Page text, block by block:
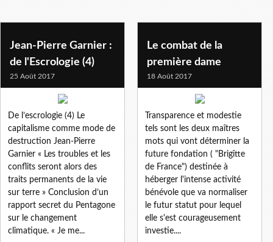
social
Jean-Pierre Garnier :
de l'Escrologie (4)
25 Août 2017
De l’escrologie (4) Le
capitalisme comme mode de
destruction Jean-Pierre
Garnier « Les troubles et les
conflits seront alors des
traits permanents de la vie
sur terre » Conclusion d’un
rapport secret du Pentagone
sur le changement
climatique. « Je me...
Le combat de la
première dame
18 Août 2017
Transparence et modestie
tels sont les deux maîtres
mots qui vont déterminer la
future fondation ( "Brigîtte
de France") destinée à
héberger l'intense activité
bénévole que va normaliser
le futur statut pour lequel
elle s'est courageusement
investie....